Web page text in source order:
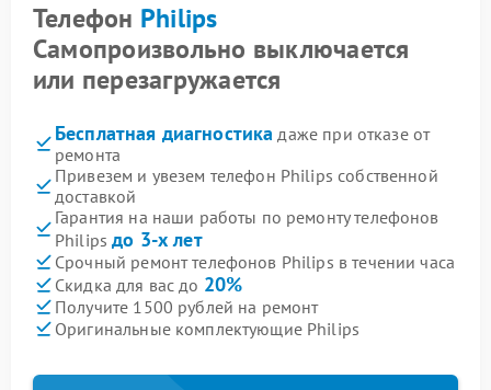
Телефон Philips
Самопроизвольно выключается
или перезагружается
Бесплатная диагностика даже при отказе от
ремонта
Привезем и увезем телефон Philips собственной
доставкой
Гарантия на наши работы по ремонту телефонов
Philipsдо 3-х лет
Срочный ремонт телефонов Philips в течении часа
Скидка для вас до 20%
Получите 1500 рублей на ремонт
Оригинальные комплектующие Philips